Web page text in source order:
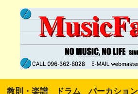
教則・楽譜 ドラム パーカション